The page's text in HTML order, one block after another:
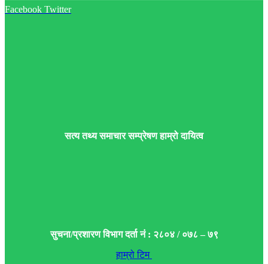
Facebook Twitter
सत्य तथ्य समाचार सम्प्रेषण हाम्रो दायित्व
सुचना/प्रशारण विभाग दर्ता नं : २८०४ / ०७८ – ७९
हाम्रो टिम